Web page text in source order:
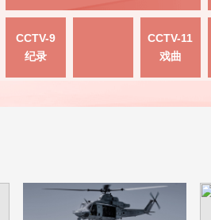
CCTV-9
纪录
CCTV-11
戏曲